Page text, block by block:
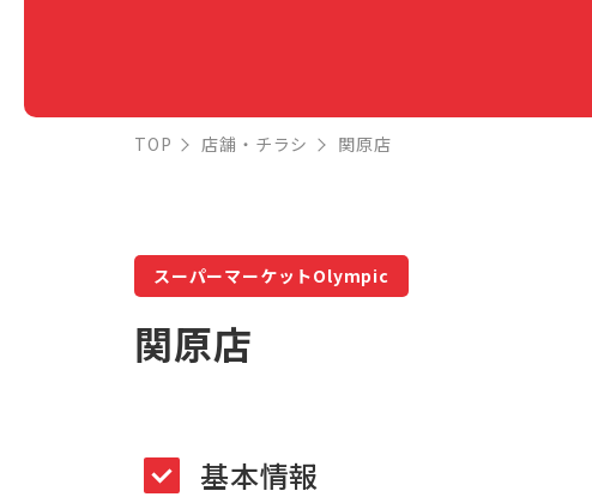
TOP 店舗・チラシ 関原店
スーパーマーケットOlympic
関原店
基本情報